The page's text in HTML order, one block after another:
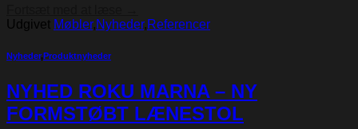
Udgivet Møbler,Nyheder,Referencer
Nyheder, Produktnyheder
NYHED ROKU MARNA – NY
FORMSTØBT LÆNESTOL